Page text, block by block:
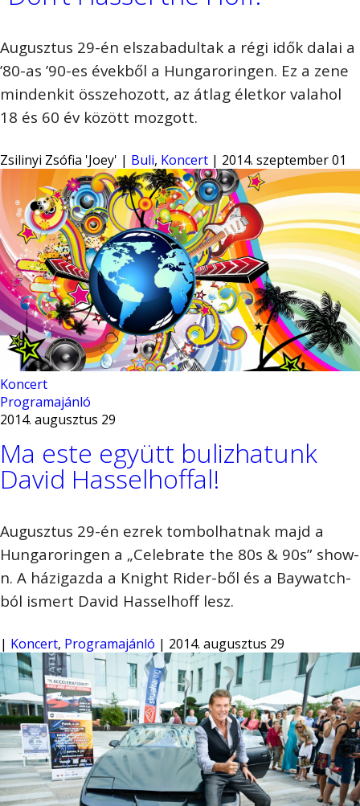
Augusztus 29-én elszabadultak a régi idők dalai a
’80-as ’90-es évekből a Hungaroringen. Ez a zene
mindenkit összehozott, az átlag életkor valahol
18 és 60 év között mozgott.
Zsilinyi Zsófia 'Joey' | Buli, Koncert | 2014. szeptember 01
Koncert
Programajánló
2014. augusztus 29
Ma este együtt bulizhatunk
David Hasselhoffal!
Augusztus 29-én ezrek tombolhatnak majd a
Hungaroringen a „Celebrate the 80s & 90s” show-
n. A házigazda a Knight Rider-ből és a Baywatch-
ból ismert David Hasselhoff lesz.
| Koncert, Programajánló | 2014. augusztus 29